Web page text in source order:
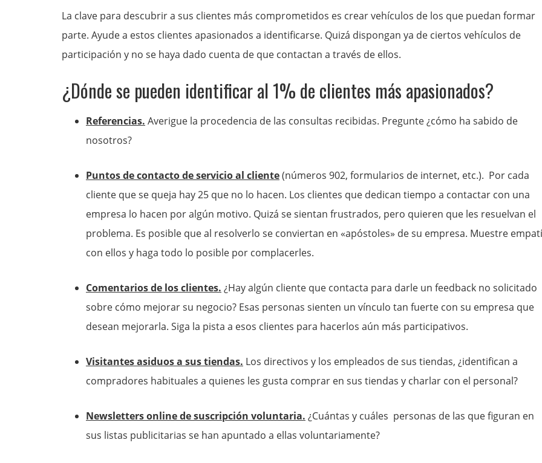
La clave para descubrir a sus clientes más comprometidos es crear vehículos de los que puedan formar
parte. Ayude a estos clientes apasionados a identificarse. Quizá dispongan ya de ciertos vehículos de
participación y no se haya dado cuenta de que contactan a través de ellos.
¿Dónde se pueden identificar al 1% de clientes más apasionados?
Referencias. Averigue la procedencia de las consultas recibidas. Pregunte ¿cómo ha sabido de
nosotros?
Puntos de contacto de servicio al cliente(números 902, formularios de internet, etc.). Por cada
cliente que se queja hay 25 que no lo hacen. Los clientes que dedican tiempo a contactar con una
empresa lo hacen por algún motivo. Quizá se sientan frustrados, pero quieren que les resuelvan el
problema. Es posible que al resolverlo se conviertan en «apóstoles» de su empresa. Muestre
con ellos y haga todo lo posible por complacerles.
Comentarios de los clientes. ¿Hay algún cliente que contacta para darle un feedback no solicitado
sobre cómo mejorar su negocio? Esas personas sienten un vínculo tan fuerte con su empresa que
desean mejorarla. Siga la pista a esos clientes para hacerlos aún más participativos.
Visitantes asiduos a sus tiendas. Los directivos y los empleados de sus tiendas, ¿identifican a
compradores habituales a quienes les gusta comprar en sus tiendas y charlar con el personal?
Newsletters online de suscripción voluntaria. ¿Cuántas y cuáles personas de las que figuran en
sus listas publicitarias se han apuntado a ellas voluntariamente?